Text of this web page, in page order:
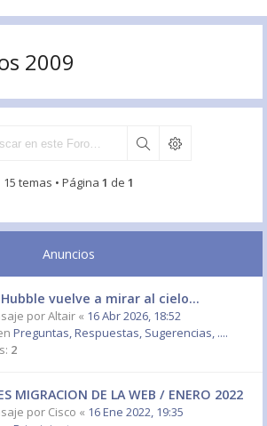
2009
15 temas • Página 1 de 1
Anuncios
Hubble vuelve a mirar al cielo...
porAltair « 16 Abr 2026, 18:52
Preguntas, Respuestas, Sugerencias, ....
2
MIGRACION DE LA WEB / ENERO 2022
por Cisco « 16 Ene 2022, 19:35